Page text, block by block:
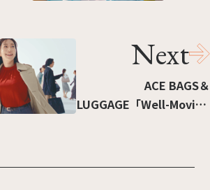
Next
ACE BAGS＆
LUGGAGE「Well-Moving